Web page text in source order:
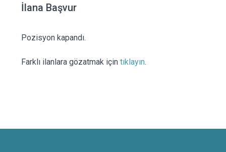
İlana Başvur
Pozisyon kapandı.
Farklı ilanlara gözatmak için tıklayın.